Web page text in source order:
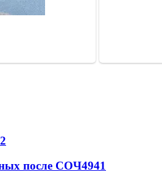
после СОЧ4941